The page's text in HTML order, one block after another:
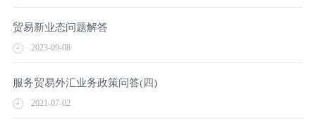
贸易新业态问题解答
2023-09-08
服务贸易外汇业务政策问答(四)​
2021-07-02